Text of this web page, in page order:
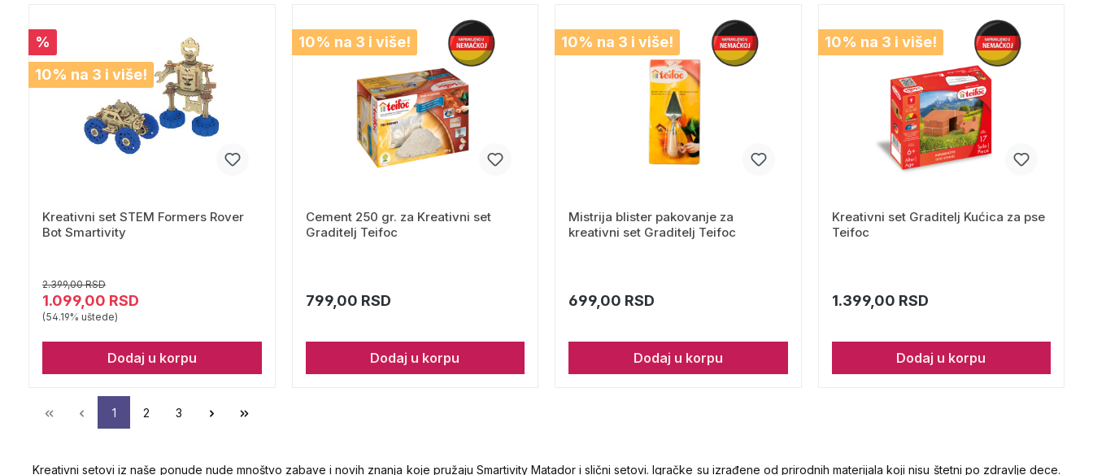
%
10% na 3 i više!
Kreativni set STEM Formers Rover
Bot Smartivity
2.399,00 RSD
1.099,00 RSD
(54.19% uštede)
Dodaj u korpu
10% na 3 i više!
Cement 250 gr. za Kreativni set
Graditelj Teifoc
799,00 RSD
Dodaj u korpu
10% na 3 i više!
Mistrija blister pakovanje za
kreativni set Graditelj Teifoc
699,00 RSD
Dodaj u korpu
10% na 3 i više!
Kreativni set Graditelj Kućica za pse
Teifoc
1.399,00 RSD
Dodaj u korpu
1 2 3
Kreativni setovi iz naše ponude nude mnoštvo zabave i novih znanja koje pružaju Smartivity Matador i slični setovi. Igračke su izrađene od prirodnih materijala koji nisu štetni po zdravlje dece.